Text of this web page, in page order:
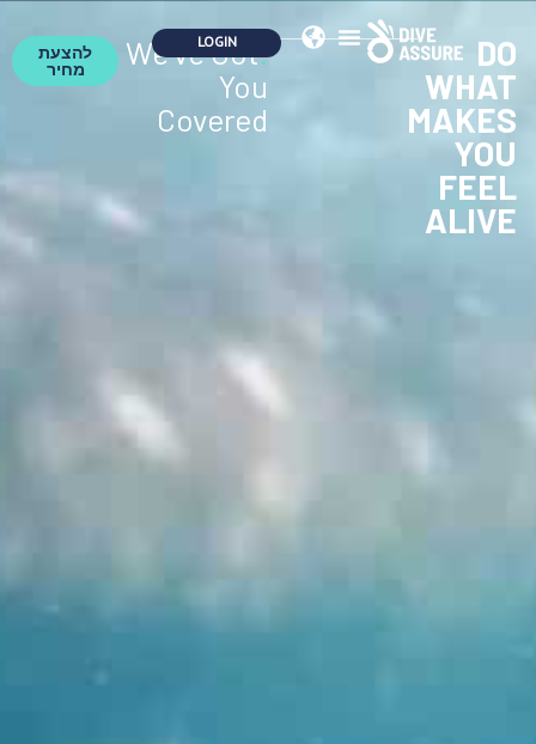
DO
WHAT
MAKES
YOU
FEEL
ALIVE
.
We've Got
You
Covered
להצעת
מחיר